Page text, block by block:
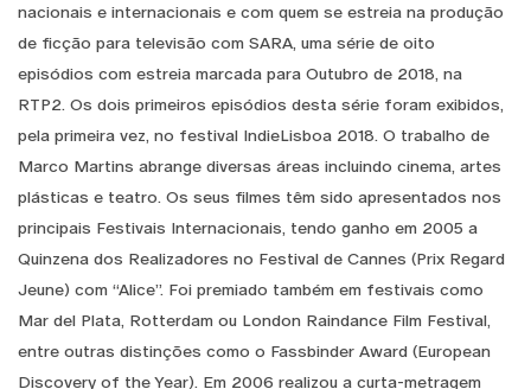
nacionais e internacionais e com quem se estreia na produção
de ficção para televisão com SARA, uma série de oito
episódios com estreia marcada para Outubro de 2018, na
RTP2. Os dois primeiros episódios desta série foram exibidos,
pela primeira vez, no festival IndieLisboa 2018. O trabalho de
Marco Martins abrange diversas áreas incluindo cinema, artes
plásticas e teatro. Os seus filmes têm sido apresentados nos
principais Festivais Internacionais, tendo ganho em 2005 a
Quinzena dos Realizadores no Festival de Cannes (Prix Regard
Jeune) com “Alice”. Foi premiado também em festivais como
Mar del Plata, Rotterdam ou London Raindance Film Festival,
entre outras distinções como o Fassbinder Award (European
Discovery of the Year). Em 2006 realizou a curta-metragem